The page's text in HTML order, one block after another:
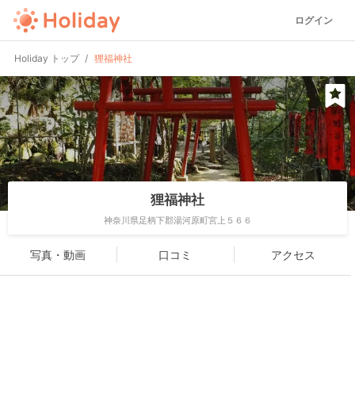
ログイン
Holiday トップ 狸福神社
狸福神社
神奈川県足柄下郡湯河原町宮上５６６
写真・動画 口コミ アクセス